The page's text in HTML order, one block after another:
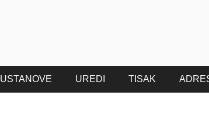
USTANOVE UREDI TISAK